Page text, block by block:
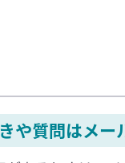
や質問はメー